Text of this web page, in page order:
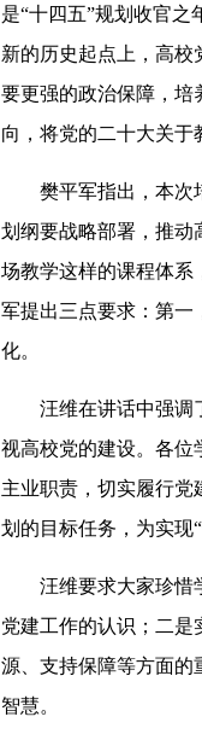
是“十四五”规划收官
新的历史起点上，高
要更强的政治保障，培
向，将党的二十大关于
樊平军指出，本次培
划纲要战略部署，推动
场教学这样的课程体系
军提出三点要求：第一
化。
汪维在讲话中强调了
视高校党的建设。各位
主业职责，切实履行党
划的目标任务，为实现
汪维要求大家珍惜学
党建工作的认识；二
源、支持保障等方面的
智慧。